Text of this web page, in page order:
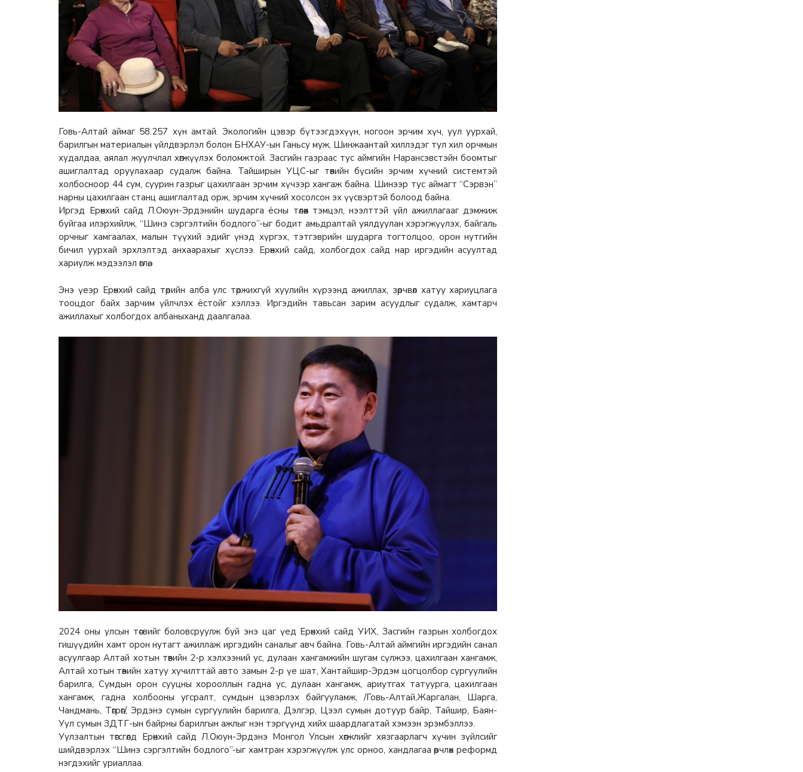
Говь-Алтай аймаг 58.257 хүн амтай. Экологийн цэвэр бүтээгдэхүүн, ногоон эрчим хүч, уул уурхай,
барилгын материалын үйлдвэрлэл болон БНХАУ-ын Ганьсу муж, Шинжаантай хиллэдэг тул хил орчмын
худалдаа, аялал жуулчлал хөгжүүлэх боломжтой. Засгийн газраас тус аймгийн Нарансэвстэйн боомтыг
ашиглалтад оруулахаар судалж байна. Тайширын УЦС-ыг төвийн бүсийн эрчим хүчний системтэй
холбосноор 44 сум, суурин газрыг цахилгаан эрчим хүчээр хангаж байна. Шинээр тус аймагт “Сэрвэн”
нарны цахилгаан станц ашиглалтад орж, эрчим хүчний хосолсон эх үүсвэртэй болоод байна.
Иргэд Ерөнхий сайд Л.Оюун-Эрдэнийн шударга ёсны төлөөх тэмцэл, нээлттэй үйл ажиллагааг дэмжиж
буйгаа илэрхийлж, “Шинэ сэргэлтийн бодлого”-ыг бодит амьдралтай уялдуулан хэрэгжүүлэх, байгаль
орчныг хамгаалах, малын түүхий эдийг үнэд хүргэх, тэтгэврийн шударга тогтолцоо, орон нутгийн
бичил уурхай эрхлэлтэд анхаарахыг хүслээ. Ерөнхий сайд, холбогдох сайд нар иргэдийн асуултад
хариулж мэдээлэл өглөө.
Энэ үеэр Ерөнхий сайд төрийн алба улс төржихгүй хуулийн хүрээнд ажиллах, зөрчвөл хатуу хариуцлага
тооцдог байх зарчим үйлчлэх ёстойг хэллээ. Иргэдийн тавьсан зарим асуудлыг судалж, хамтарч
ажиллахыг холбогдох албаныханд даалгалаа.
2024 оны улсын төсвийг боловсруулж буй энэ цаг үед Ерөнхий сайд УИХ, Засгийн газрын холбогдох
гишүүдийн хамт орон нутагт ажиллаж иргэдийн саналыг авч байна. Говь-Алтай аймгийн иргэдийн санал
асуулгаар Алтай хотын төвийн 2-р хэлхээний ус, дулаан хангамжийн шугам сүлжээ, цахилгаан хангамж,
Алтай хотын төвийн хатуу хучилттай авто замын 2-р үе шат, Хантайшир-Эрдэм цогцолбор сургуулийн
барилга, Сумдын орон сууцны хорооллын гадна ус, дулаан хангамж, ариутгах татуурга, цахилгаан
хангамж, гадна холбооны угсралт, сумдын цэвэрлэх байгууламж, /Говь-Алтай,Жаргалан, Шарга,
Чандмань, Төгрөг/, Эрдэнэ сумын сургуулийн барилга, Дэлгэр, Цээл сумын дотуур байр, Тайшир, Баян-
Уул сумын ЗДТГ-ын байрны барилгын ажлыг нэн тэргүүнд хийх шаардлагатай хэмээн эрэмбэллээ.
Уулзалтын төгсгөлд Ерөнхий сайд Л.Оюун-Эрдэнэ Монгол Улсын хөгжлийг хязгаарлагч хүчин зүйлсийг
шийдвэрлэх “Шинэ сэргэлтийн бодлого”-ыг хамтран хэрэгжүүлж улс орноо, хандлагаа өөрчлөх реформд
нэгдэхийг уриаллаа.